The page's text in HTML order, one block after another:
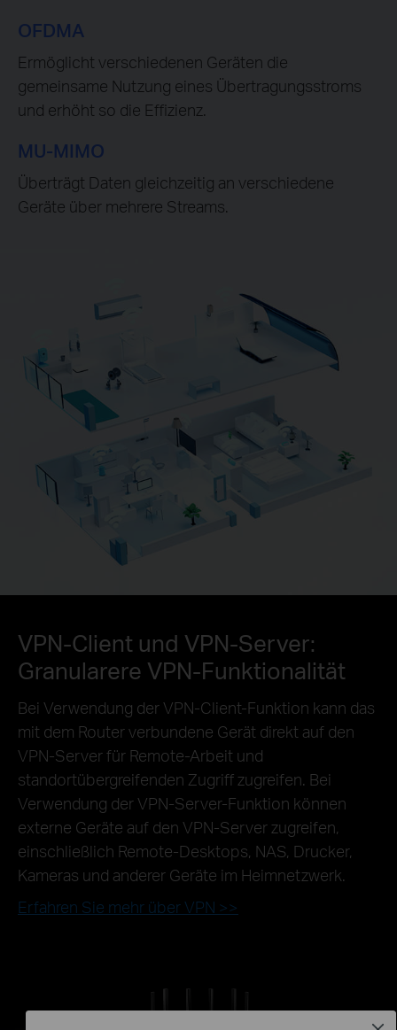
OFDMA
Ermöglicht verschiedenen Geräten die
gemeinsame Nutzung eines Übertragungsstroms
und erhöht so die Effizienz.
MU-MIMO
Überträgt Daten gleichzeitig an verschiedene
Geräte über mehrere Streams.
VPN-Client und VPN-Server:
Granularere VPN-Funktionalität
Bei Verwendung der VPN-Client-Funktion kann das
mit dem Router verbundene Gerät direkt auf den
VPN-Server für Remote-Arbeit und
standortübergreifenden Zugriff zugreifen. Bei
Verwendung der VPN-Server-Funktion können
externe Geräte auf den VPN-Server zugreifen,
einschließlich Remote-Desktops, NAS, Drucker,
Kameras und anderer Geräte im Heimnetzwerk.
Erfahren Sie mehr über VPN >>